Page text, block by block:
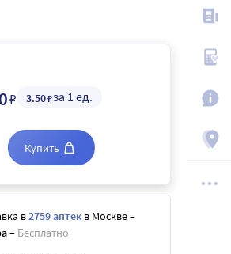
₽ 3.50₽за 1 ед.
Купить
в2759 аптек в Москве–
– Бесплатно